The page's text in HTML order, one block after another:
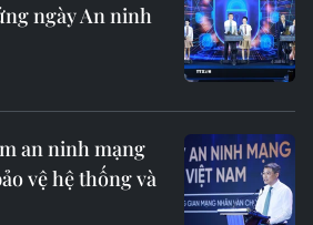
ngày An ninh
an ninh mạng
vệ hệ thống và